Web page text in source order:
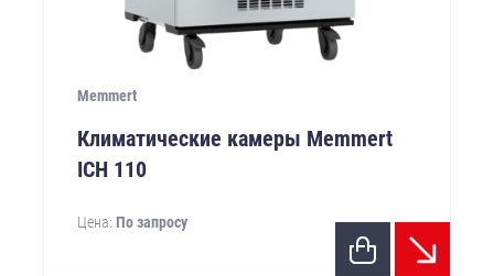
Memmert
Климатические камеры Memmert
ICH 110
Цена: По запросу